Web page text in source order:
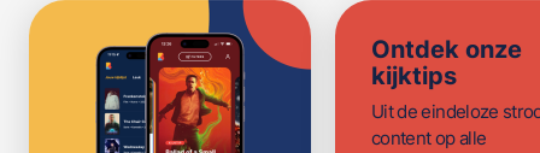
Ontdek onze
kijktips
Uit de eindeloze
content op alle